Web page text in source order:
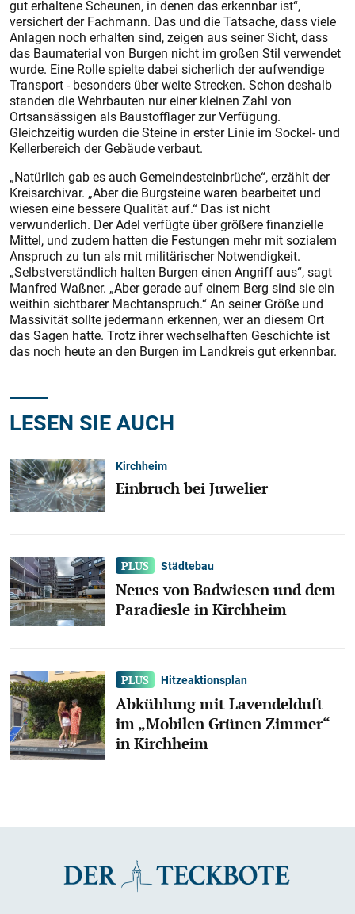
gut erhaltene Scheunen, in denen das erkennbar ist“,
versichert der Fachmann. Das und die Tatsache, dass viele
Anlagen noch erhalten sind, zeigen aus seiner Sicht, dass
das Baumaterial von Burgen nicht im großen Stil verwendet
wurde. Eine Rolle spielte dabei sicherlich der aufwendige
Transport - besonders über weite Strecken. Schon deshalb
standen die Wehrbauten nur einer kleinen Zahl von
Ortsansässigen als Baustofflager zur Verfügung.
Gleichzeitig wurden die Steine in erster Linie im Sockel- und
Kellerbereich der Gebäude verbaut.
„Natürlich gab es auch Gemeindesteinbrüche“, erzählt der
Kreisarchivar. „Aber die Burgsteine waren bearbeitet und
wiesen eine bessere Qualität auf.“ Das ist nicht
verwunderlich. Der Adel verfügte über größere finanzielle
Mittel, und zudem hatten die Festungen mehr mit sozialem
Anspruch zu tun als mit militärischer Notwendigkeit.
„Selbstverständlich halten Burgen einen Angriff aus“, sagt
Manfred Waßner. „Aber gerade auf einem Berg sind sie ein
weithin sichtbarer Machtanspruch.“ An seiner Größe und
Massivität sollte jedermann erkennen, wer an diesem Ort
das Sagen hatte. Trotz ihrer wechselhaften Geschichte ist
das noch heute an den Burgen im Landkreis gut erkennbar.
LESEN SIE AUCH
Kirchheim
Einbruch bei Juwelier
Städtebau
Neues von Badwiesen und dem
Paradiesle in Kirchheim
Hitzeaktionsplan
Abkühlung mit Lavendelduft
im „Mobilen Grünen Zimmer“
in Kirchheim